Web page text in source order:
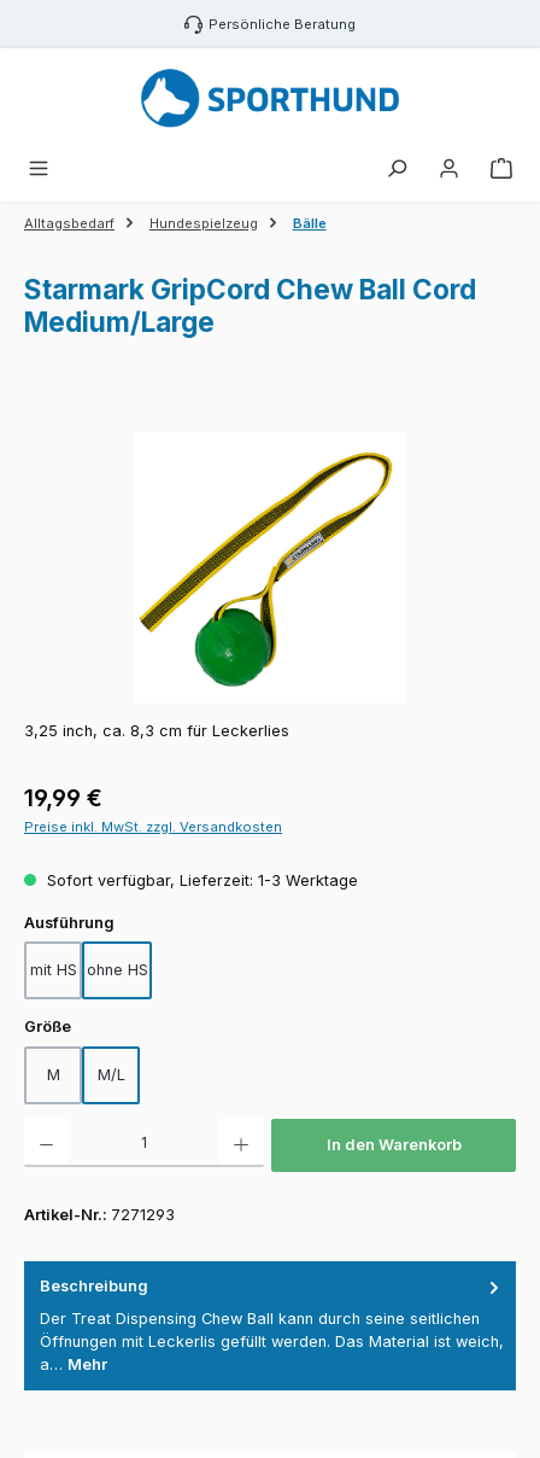
Zum Hauptinhalt springen Persönliche Beratung
Alltagsbedarf Hundespielzeug Bälle
Starmark GripCord Chew Ball Cord
Medium/Large
3,25 inch, ca. 8,3 cm für Leckerlies
Regulärer Preis:
19,99 €
Preise inkl. MwSt. zzgl. Versandkosten
Sofort verfügbar, Lieferzeit: 1-3 Werktage
Ausführung
mit HS ohne HS
Größeauswählen
M M/L
In den Warenkorb
Artikel-Nr.: 7271293
Beschreibung
Der Treat Dispensing Chew Ball kann durch seine seitlichen
Öffnungen mit Leckerlis gefüllt werden. Das Material ist weich,
a… Mehr